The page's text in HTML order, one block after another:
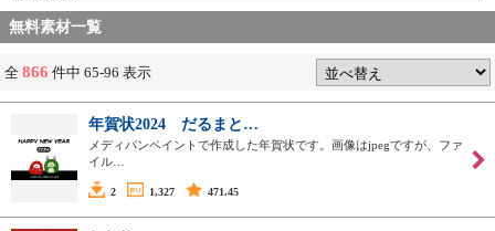
無料素材一覧
全 866 件中 65-96 表示
年賀状2024 だるまと…
メディバンペイントで作成した年賀状です。画像はjpegですが、ファ
イル…
2 1,327 471.45